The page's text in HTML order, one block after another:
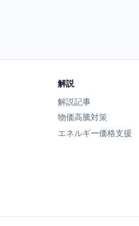
解説
解説記事
物価高騰対策
エネルギー価格支援